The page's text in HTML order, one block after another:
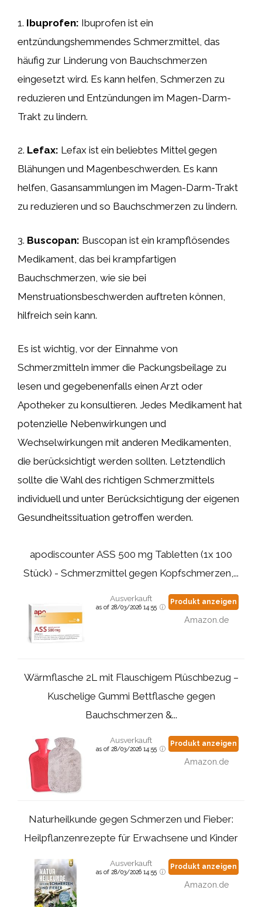
1. Ibuprofen: Ibuprofen ist ein
entzündungshemmendes Schmerzmittel, das
häufig zur Linderung von Bauchschmerzen
eingesetzt wird. Es kann helfen, Schmerzen zu
reduzieren und Entzündungen im Magen-Darm-
Trakt zu lindern.
2. Lefax: Lefax ist ein beliebtes Mittel gegen
Blähungen und Magenbeschwerden. Es kann
helfen, Gasansammlungen im Magen-Darm-Trakt
zu reduzieren und so Bauchschmerzen zu lindern.
3. Buscopan: Buscopan ist ein krampflösendes
Medikament, das bei krampfartigen
Bauchschmerzen, wie sie bei
Menstruationsbeschwerden auftreten können,
hilfreich sein kann.
Es ist wichtig, vor der Einnahme von
Schmerzmitteln immer die Packungsbeilage zu
lesen und gegebenenfalls einen Arzt oder
Apotheker zu konsultieren. Jedes Medikament hat
potenzielle Nebenwirkungen und
Wechselwirkungen mit anderen Medikamenten,
die berücksichtigt werden sollten. Letztendlich
sollte die Wahl des richtigen Schmerzmittels
individuell und unter Berücksichtigung der eigenen
Gesundheitssituation getroffen werden.
apodiscounter ASS 500 mg Tabletten (1x 100
Stück) - Schmerzmittel gegen Kopfschmerzen,...
Ausverkauft
as of 28/03/2026 14:55
Produkt anzeigen
Amazon.de
Wärmflasche 2L mit Flauschigem Plüschbezug –
Kuschelige Gummi Bettflasche gegen
Bauchschmerzen &...
Ausverkauft
as of 28/03/2026 14:55
Produkt anzeigen
Amazon.de
Naturheilkunde gegen Schmerzen und Fieber:
Heilpflanzenrezepte für Erwachsene und Kinder
Ausverkauft
as of 28/03/2026 14:55
Produkt anzeigen
Amazon.de